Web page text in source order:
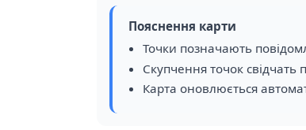
Пояснення карти
Точки позначають
Скупчення точок свідчать
Карта оновлюється